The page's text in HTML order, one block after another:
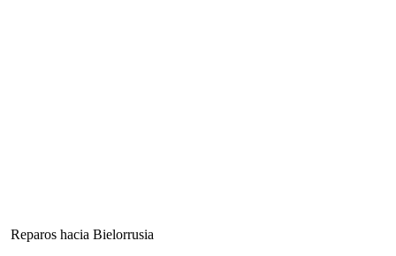
Reparos hacia Bielorrusia